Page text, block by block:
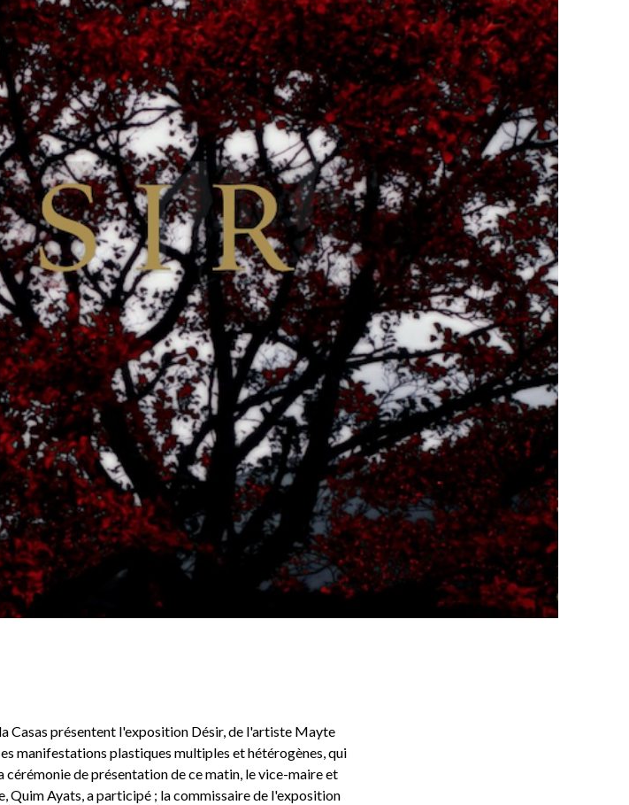
Casas présentent l'exposition Désir, de l'artiste Mayte
manifestations plastiques multiples et hétérogènes, qui
de présentation de ce matin, le vice-maire et
Quim Ayats, a participé ; la commissaire de l'exposition